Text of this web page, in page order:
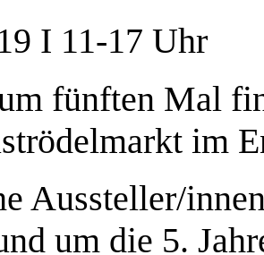
I 11-17 Uhr
fünften Mal
im
Aussteller/
um die 5.